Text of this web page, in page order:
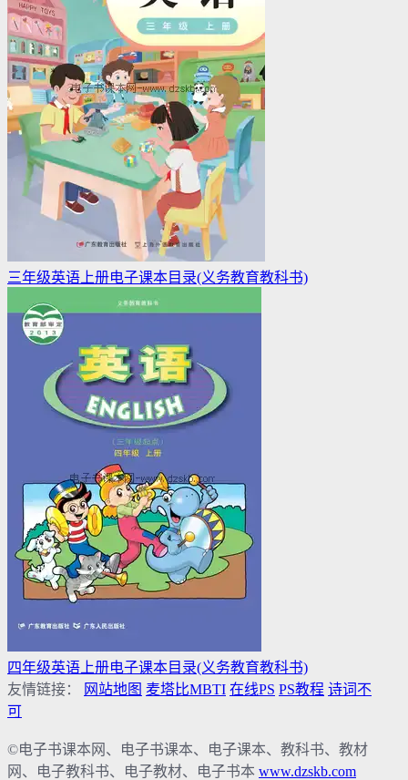
三年级英语上册电子课本目录(义务教育教科书)
四年级英语上册电子课本目录(义务教育教科书)
友情链接：
网站地图 麦塔比MBTI 在线PS PS教程 诗词不
可
©电子书课本网、电子书课本、电子课本、教科书、教材
网、电子教科书、电子教材、电子书本 www.dzskb.com